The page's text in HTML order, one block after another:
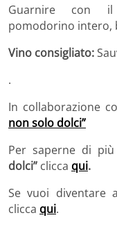
Guarnire con il
pomodorino intero,
Vino consigliato:
.
In collaborazione
non solo dolci”
Per saperne di
dolci” clicca qui.
Se vuoi diventare
clicca qui.